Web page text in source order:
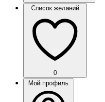
Список желаний
0
Мой профиль